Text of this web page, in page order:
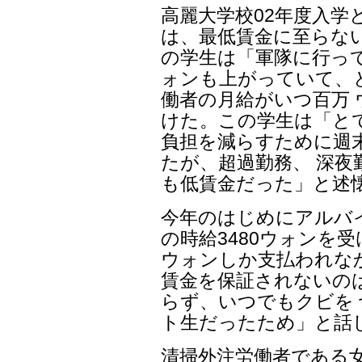
高麗大学校02年度入学
は、最低賃金に至らな
の学生は「軍隊に行っ
ォンも上がっていて
働者の月給がいつ百万
けた。この学生は「と
負担を減らすために週
たが、超過勤務、 深
も低賃金だった」と述
今年のはじめにアルバ
の時給3480ウォンを
ウォンしか支払われな
賃金を保証されないの
らず、いつでもクビ
ト生だったため」と話
清掃外注労働者である